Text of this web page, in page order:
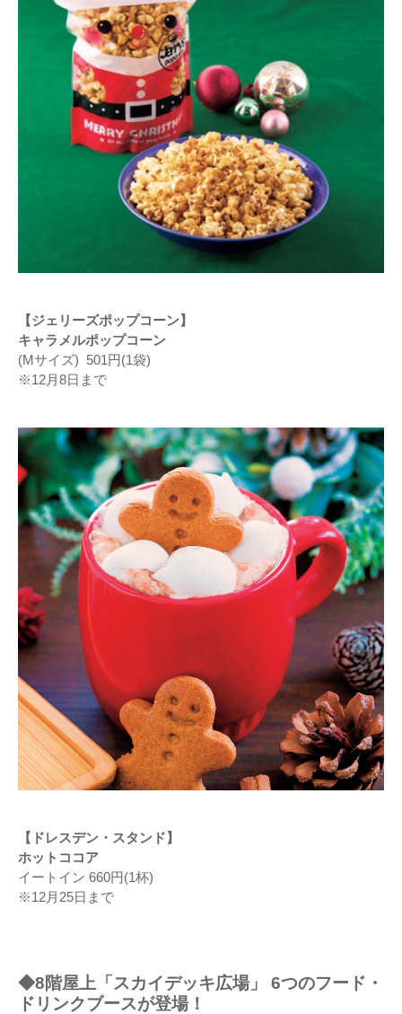
【ジェリーズポップコーン】
キャラメルポップコーン
(Mサイズ) 501円(1袋)
※12月8日まで
【ドレスデン・スタンド】
ホットココア
イートイン 660円(1杯)
※12月25日まで
◆8階屋上「スカイデッキ広場」 6つのフード・
ドリンクブースが登場！